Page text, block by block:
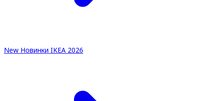
New Новинки IKEA 2026